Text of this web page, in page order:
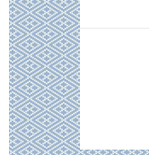
ゲ
ー
シ
ョ
ン